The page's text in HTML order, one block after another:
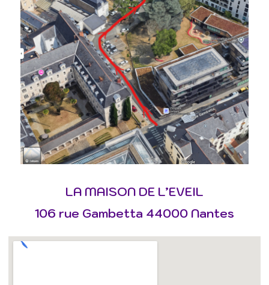
LA MAISON DE L’EVEIL
106 rue Gambetta 44000 Nantes